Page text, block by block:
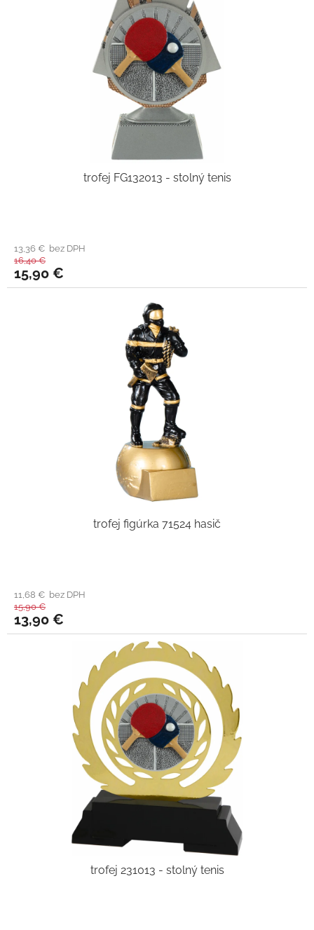
trofej FG132013 - stolný tenis
13,36 € bez DPH
16,40 €
15,90 €
trofej figúrka 71524 hasič
11,68 € bez DPH
15,90 €
13,90 €
trofej 231013 - stolný tenis